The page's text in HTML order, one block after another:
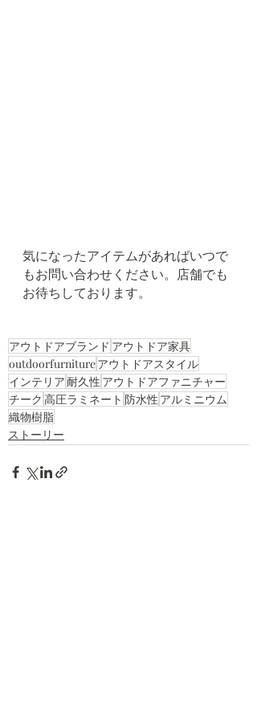
気になったアイテムがあればいつで
もお問い合わせください。店舗でも
お待ちしております。
アウトドアブランド アウトドア家具
outdoorfurnitureアウトドアスタイル
インテリア耐久性 アウトドアファニチャー
チーク 高圧ラミネート 防水性 アルミニウム
織物樹脂
ストーリー